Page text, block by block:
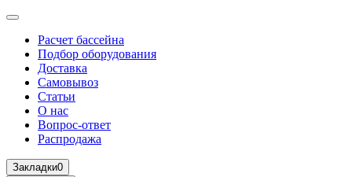
Расчет бассейна
Подбор оборудования
Доставка
Самовывоз
Статьи
О нас
Вопрос-ответ
Распродажа
Закладки0